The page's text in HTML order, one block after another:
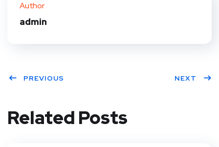
Author
admin
PREVIOUS NEXT
Related Posts